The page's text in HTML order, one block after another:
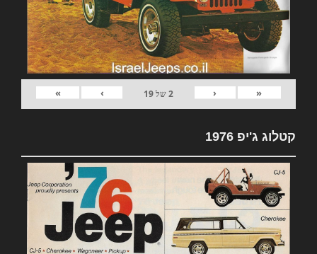
«
‹
2של19
›
»
קטלוג ג'יפ 1976